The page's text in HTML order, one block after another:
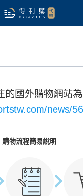
的國外購物網站為
news/
購物流程簡易說明